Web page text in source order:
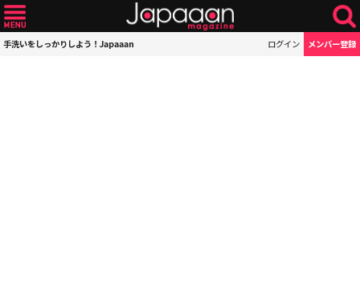
手洗いをしっかりしよう！Japaaan ログイン メンバー登録